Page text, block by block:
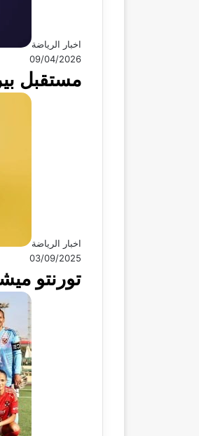
اخبار الرياضة
09/04/2026
مستقبل
اخبار الرياضة
03/09/2025
تورنتو